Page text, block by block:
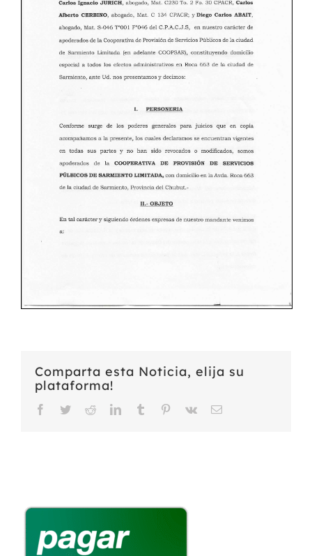
Comparta esta Noticia, elija su
plataforma!
Facebook
TwitterRedditLinkedInTumblr Pinterest
Vk Email